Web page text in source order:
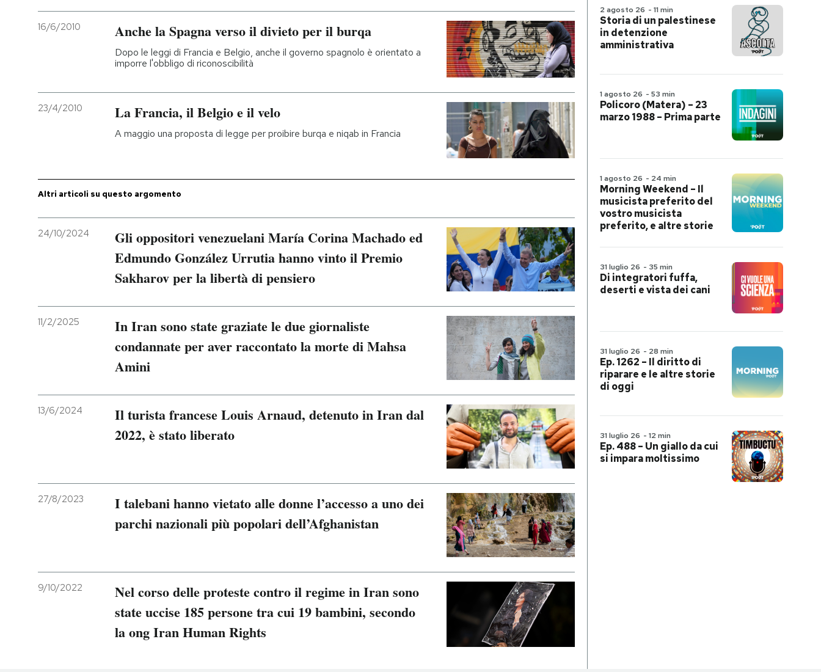
16/6/2010 Anche la Spagna verso il divieto per il burqa
Dopo le leggi di Francia e Belgio, anche il governo spagnolo è orientato a
imporre l'obbligo di riconoscibilità
23/4/2010 La Francia, il Belgio e il velo
A maggio una proposta di legge per proibire burqa e niqab in Francia
Altri articoli su questo argomento
24/10/2024
Gli oppositori venezuelani María Corina Machado ed
Edmundo González Urrutia hanno vinto il Premio
Sakharov per la libertà di pensiero
11/2/2025
In Iran sono state graziate le due giornaliste
condannate per aver raccontato la morte di Mahsa
Amini
13/6/2024
Il turista francese Louis Arnaud, detenuto in Iran dal
2022, è stato liberato
27/8/2023
I talebani hanno vietato alle donne l’accesso a uno dei
parchi nazionali più popolari dell’Afghanistan
9/10/2022
Nel corso delle proteste contro il regime in Iran sono
state uccise 185 persone tra cui 19 bambini, secondo
la ong Iran Human Rights
2 agosto 26 - 11 min
Storia di un palestinese
in detenzione
amministrativa
1 agosto 26 - 53 min
Policoro (Matera) – 23
marzo 1988 – Prima parte
1 agosto 26 - 24 min
Morning Weekend – Il
musicista preferito del
vostro musicista
preferito, e altre storie
31 luglio 26 - 35 min
Di integratori fuffa,
deserti e vista dei cani
31 luglio 26 - 28 min
Ep. 1262 – Il diritto di
riparare e le altre storie
di oggi
31 luglio 26 - 12 min
Ep. 488 – Un giallo da cui
si impara moltissimo